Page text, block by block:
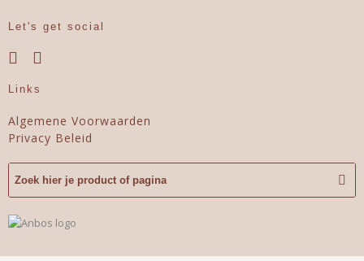
Let's get social
Links
Algemene Voorwaarden
Privacy Beleid